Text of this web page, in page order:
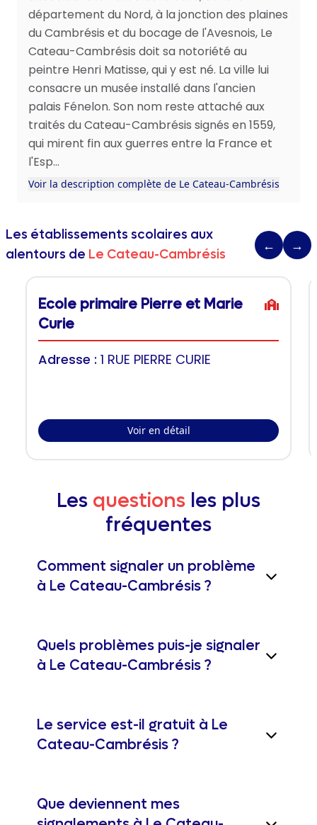
département du Nord, à la jonction des plaines
du Cambrésis et du bocage de l'Avesnois, Le
Cateau-Cambrésis doit sa notoriété au
peintre Henri Matisse, qui y est né. La ville lui
consacre un musée installé dans l'ancien
palais Fénelon. Son nom reste attaché aux
traités du Cateau-Cambrésis signés en 1559,
qui mirent fin aux guerres entre la France et
l'Esp...
Voir la description complète de Le Cateau-Cambrésis
Les établissements scolaires aux
alentours de Le Cateau-Cambrésis
← →
Ecole primaire Pierre et Marie
Curie
Adresse : 1 RUE PIERRE CURIE
Voir en détail
Les questions les plus
fréquentes
Comment signaler un problème
à Le Cateau-Cambrésis ?
Quels problèmes puis-je signaler
à Le Cateau-Cambrésis ?
Le service est-il gratuit à Le
Cateau-Cambrésis ?
Que deviennent mes